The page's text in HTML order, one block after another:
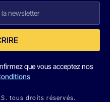
que vous acceptez nos
tous droits réservés.